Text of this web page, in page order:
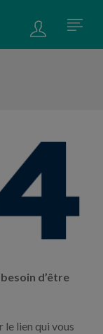
d’être
le lien qui vous